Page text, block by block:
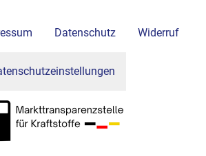
Datenschutz Widerruf